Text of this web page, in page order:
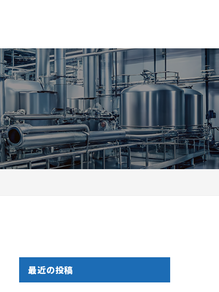
最近の投稿